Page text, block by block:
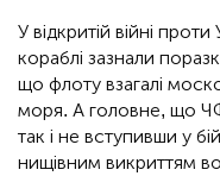
У відкритій війні проти
кораблі зазнали
що флоту взагалі
моря. А головне, що
так і не вступивши у
нищівним викриттям